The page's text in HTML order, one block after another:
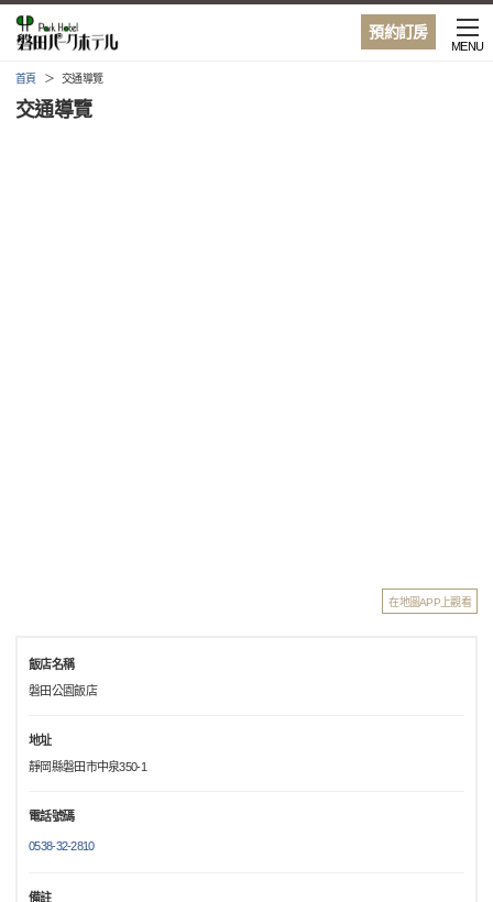
預約訂房
MENU
首頁 交通導覽
交通導覽
在地圖APP上觀看
飯店名稱
磐田公園飯店
地址
靜岡縣磐田市中泉350-1
電話號碼
0538-32-2810
備註